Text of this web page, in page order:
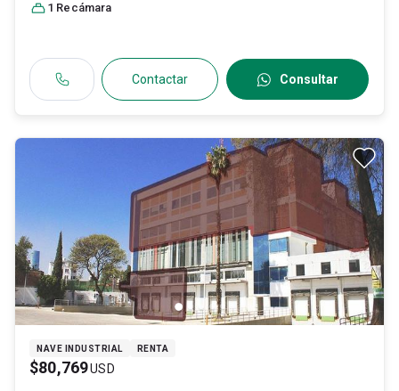
1 Recámara
Contactar Consultar
NAVE INDUSTRIAL RENTA
$80,769USD